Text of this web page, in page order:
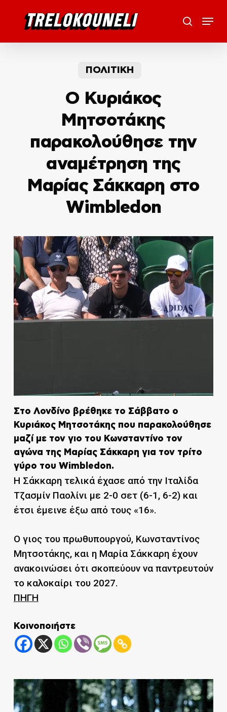
search
Menu
ΠΟΛΙΤΙΚΗ
Ο Κυριάκος
Μητσοτάκης
παρακολούθησε την
αναμέτρηση της
Μαρίας Σάκκαρη στο
Wimbledon
Στο Λονδίνο βρέθηκε το Σάββατο ο
Κυριάκος Μητσοτάκης που παρακολούθησε
μαζί με τον γιο του Κωνσταντίνο τον
αγώνα της Μαρίας Σάκκαρη για τον τρίτο
γύρο του Wimbledon.
Η Σάκκαρη τελικά έχασε από την Ιταλίδα
Τζασμίν Παολίνι με 2-0 σετ (6-1, 6-2) και
έτσι έμεινε έξω από τους «16».
Ο γιος του πρωθυπουργού, Κωνσταντίνος
Μητσοτάκης, και η Μαρία Σάκκαρη έχουν
ανακοινώσει ότι σκοπεύουν να παντρευτούν
το καλοκαίρι του 2027.
ΠΗΓΗ
Κοινοποιήστε